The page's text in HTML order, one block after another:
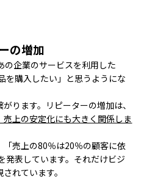
の増加
の企業のサービスを利用した
を購入したい」と思うようにな
ります。リピーターの増加は、
上の安定化にも大きく関係しま
売上の80％は20％の顧客に依
発表しています。それだけビジ
れています。